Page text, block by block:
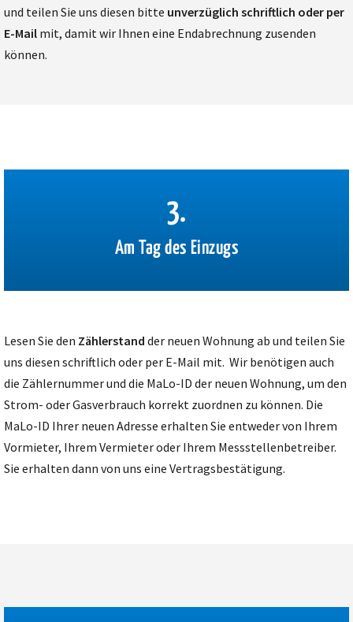
und teilen Sie uns diesen bitte unverzüglich schriftlich oder per
E-Mail mit, damit wir Ihnen eine Endabrechnung zusenden
können.
3.
Am Tag des Einzugs
Lesen Sie den Zählerstand der neuen Wohnung ab und teilen Sie
uns diesen schriftlich oder per E-Mail mit. Wir benötigen auch
die Zählernummer und die MaLo-ID der neuen Wohnung, um den
Strom- oder Gasverbrauch korrekt zuordnen zu können. Die
MaLo-ID Ihrer neuen Adresse erhalten Sie entweder von Ihrem
Vormieter, Ihrem Vermieter oder Ihrem Messstellenbetreiber.
Sie erhalten dann von uns eine Vertragsbestätigung.